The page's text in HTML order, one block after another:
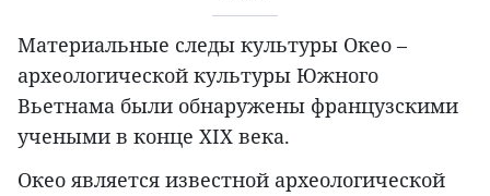
Материальные следы культуры Окео –
археологической культуры Южного
Вьетнама были обнаружены французскими
учеными в конце XIX века.
Окео является известной археологической